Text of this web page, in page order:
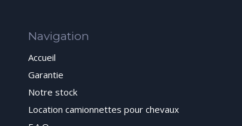
Navigation
Accueil
Garantie
Notre stock
Location camionnettes pour chevaux